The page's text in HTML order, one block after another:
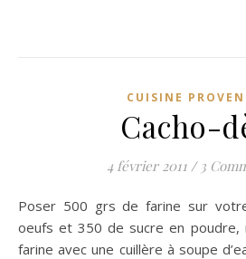
CUISINE
Cacho-
4 février 2011 / 3
Poser 500 grs de farine sur votre marbre, mélanger 4
oeufs et 350 de sucre en poudre,
farine avec une cuillère à soupe